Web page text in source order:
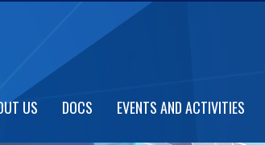
US DOCS EVENTS AND ACTIVITIES